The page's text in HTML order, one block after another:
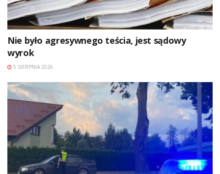
Nie było agresywnego teścia, jest sądowy
wyrok
5 SIERPNIA 2026